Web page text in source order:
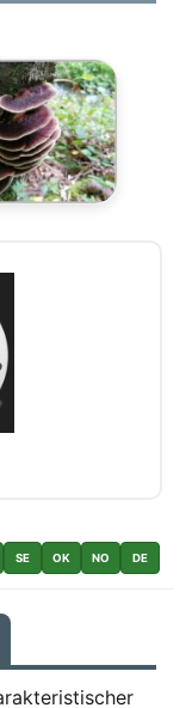
SE OK NO DE